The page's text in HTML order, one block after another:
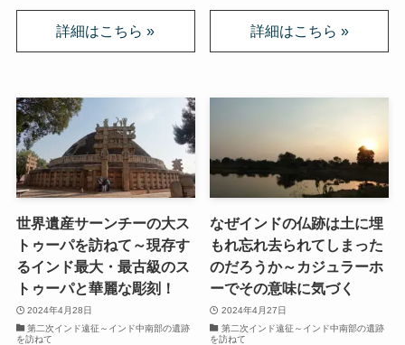
連載「『レ・ミゼラブル』を読む」
ドストエフスキー資料データベース
ドストエフスキー作品
ドストエフスキー伝記
ドストエフスキー論
ドストエフスキーとキリスト教
世界遺産サーンチーの大ス
トゥーパを訪ねて～現存す
るインド最大・最古級のス
トゥーパと華麗な彫刻！
2024年4月28日
第二次インド遠征～インド中南部の遺跡
を訪ねて
なぜインドの仏跡は土に埋
もれ忘れ去られてしまった
のだろうか～カジュラーホ
ーでその意味に気づく
2024年4月27日
第二次インド遠征～インド中南部の遺跡
を訪ねて